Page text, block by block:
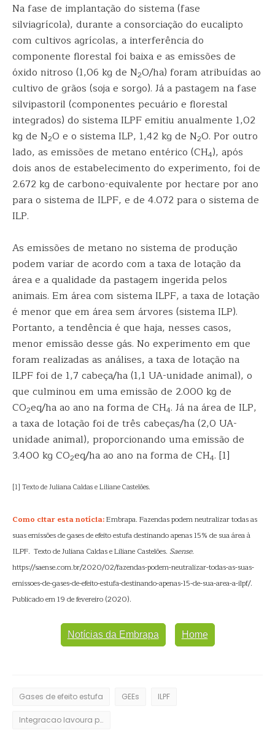
Na fase de implantação do sistema (fase
silviagrícola), durante a consorciação do eucalipto
com cultivos agrícolas, a interferência do
componente florestal foi baixa e as emissões de
óxido nitroso (1,06 kg de N2O/ha) foram atribuídas ao
cultivo de grãos (soja e sorgo). Já a pastagem na fase
silvipastoril (componentes pecuário e florestal
integrados) do sistema ILPF emitiu anualmente 1,02
kg de N2O e o sistema ILP, 1,42 kg de N2O. Por outro
lado, as emissões de metano entérico (CH4), após
dois anos de estabelecimento do experimento, foi de
2.672 kg de carbono-equivalente por hectare por ano
para o sistema de ILPF, e de 4.072 para o sistema de
ILP.
As emissões de metano no sistema de produção
podem variar de acordo com a taxa de lotação da
área e a qualidade da pastagem ingerida pelos
animais. Em área com sistema ILPF, a taxa de lotação
é menor que em área sem árvores (sistema ILP).
Portanto, a tendência é que haja, nesses casos,
menor emissão desse gás. No experimento em que
foram realizadas as análises, a taxa de lotação na
ILPF foi de 1,7 cabeça/ha (1,1 UA-unidade animal), o
que culminou em uma emissão de 2.000 kg de
CO2eq/ha ao ano na forma de CH4. Já na área de ILP,
a taxa de lotação foi de três cabeças/ha (2,0 UA-
unidade animal), proporcionando uma emissão de
3.400 kg CO2eq/ha ao ano na forma de CH4. [1]
[1] Texto de Juliana Caldas e Liliane Castelões.
Como citar esta notícia:Embrapa. Fazendas podem neutralizar todas as
suas emissões de gases de efeito estufa destinando apenas 15% de sua área à
ILPF. Texto de Juliana Caldas e Liliane Castelões. Saense.
https://saense.com.br/2020/02/fazendas-podem-neutralizar-todas-as-suas-
emissoes-de-gases-de-efeito-estufa-destinando-apenas-15-de-sua-area-a-ilpf/.
Publicado em 19 de fevereiro (2020).
Notícias da Embrapa Home
Gases de efeito estufa GEEs ILPF
Integracao lavoura pecuaria floresta